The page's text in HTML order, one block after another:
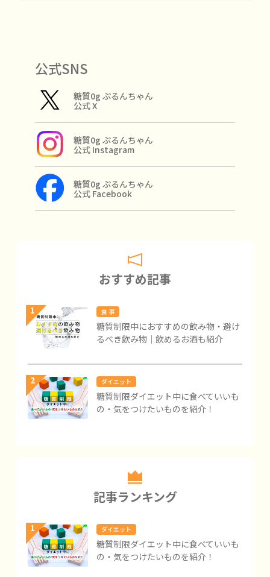
公式SNS
糖質0g ぷるんちゃん
公式 X
糖質0g ぷるんちゃん
公式 Instagram
糖質0g ぷるんちゃん
公式 Facebook
おすすめ記事
1 食 事
糖質制限中におすすめの飲み物・避け
るべき飲み物｜飲めるお酒も紹介
2 ダイエット
糖質制限ダイエット中に食べていいも
の・気をつけたいものを紹介！
記事ランキング
1 ダイエット
糖質制限ダイエット中に食べていいも
の・気をつけたいものを紹介！